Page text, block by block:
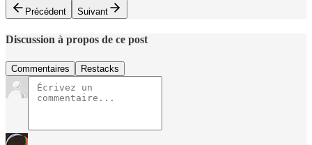
Précédent
Suivant
Discussion à propos de ce post
Commentaires Restacks